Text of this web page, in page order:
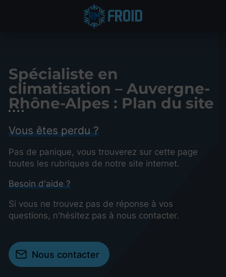
Spécialiste en
climatisation – Auvergne-
Rhône-Alpes : Plan du site
Vous êtes perdu ?
Pas de panique, vous trouverez sur cette page
toutes les rubriques de notre site internet.​​
Besoin d'aide ?
Si vous ne trouvez pas de réponse à vos
questions, n'hésitez pas à nous contacter.
Nous contacter